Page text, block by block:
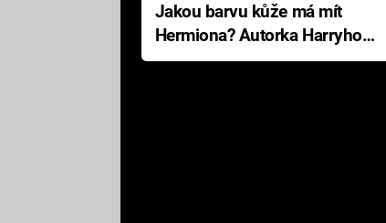
Jakou barvu kůže má mít
Hermiona? Autorka Harryho
Pottera přišla s ráznou